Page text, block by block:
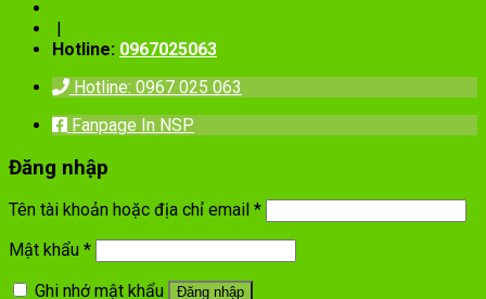
|
Hotline: 0967025063
Hotline: 0967 025 063
Fanpage In NSP
Đăng nhập
Tên tài khoản hoặc địa chỉ email *
Mật khẩu *
Ghi nhớ mật khẩu
Đăng nhập